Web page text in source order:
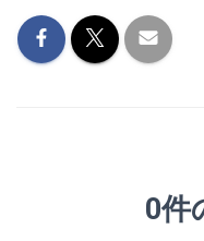
0件